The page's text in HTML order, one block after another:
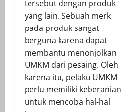
tersebut dengan produk
yang lain. Sebuah merk
pada produk sangat
berguna karena dapat
membantu menonjolkan
UMKM dari pesaing. Oleh
karena itu, pelaku UMKM
perlu memiliki keberanian
untuk mencoba hal-hal